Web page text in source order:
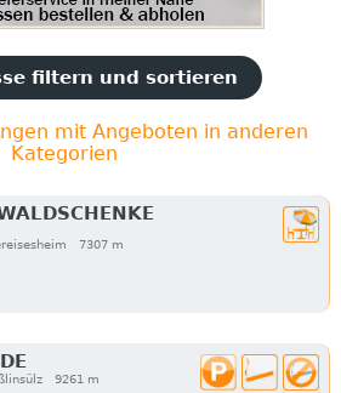
filtern und sortieren
mit Angeboten in anderen
Kategorien
7307 m
9261 m